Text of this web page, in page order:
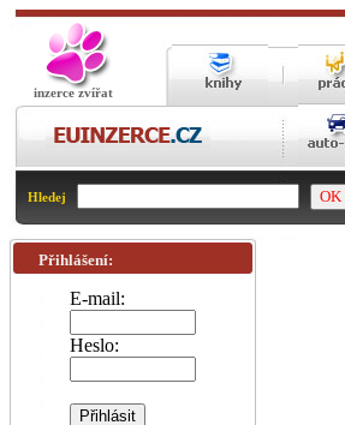
inzerce zvířat
Hledej
Přihlášení:
E-mail:
Heslo: